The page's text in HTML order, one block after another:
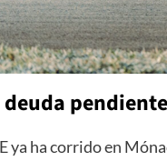
pendiente
ya ha corrido en